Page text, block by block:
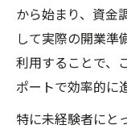
から始まり、資金
して実際の開業準
利用することで、
ポートで効率的に
特に未経験者にと